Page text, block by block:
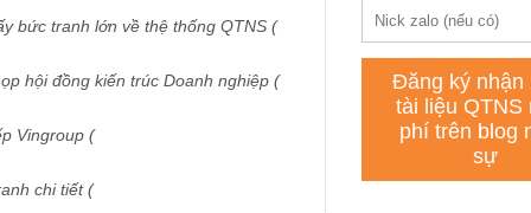
bức tranh lớn về thệ thống QTNS (
hội đồng kiến trúc Doanh nghiệp (
Vingroup (
chi tiết (